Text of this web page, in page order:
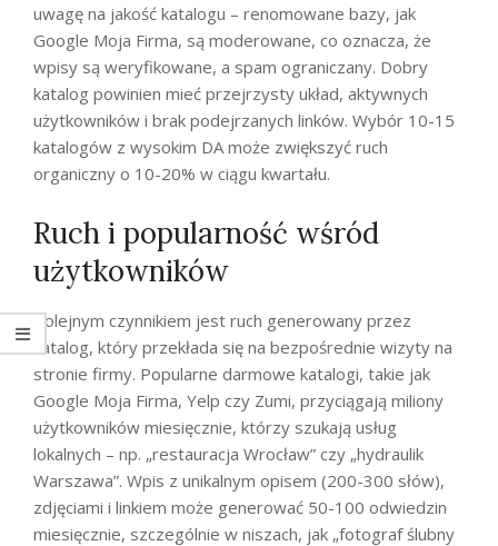
uwagę na jakość katalogu – renomowane bazy, jak
Google Moja Firma, są moderowane, co oznacza, że
wpisy są weryfikowane, a spam ograniczany. Dobry
katalog powinien mieć przejrzysty układ, aktywnych
użytkowników i brak podejrzanych linków. Wybór 10-15
katalogów z wysokim DA może zwiększyć ruch
organiczny o 10-20% w ciągu kwartału.
Ruch i popularność wśród
użytkowników
Kolejnym czynnikiem jest ruch generowany przez
katalog, który przekłada się na bezpośrednie wizyty na
stronie firmy. Popularne darmowe katalogi, takie jak
Google Moja Firma, Yelp czy Zumi, przyciągają miliony
użytkowników miesięcznie, którzy szukają usług
lokalnych – np. „restauracja Wrocław” czy „hydraulik
Warszawa”. Wpis z unikalnym opisem (200-300 słów),
zdjęciami i linkiem może generować 50-100 odwiedzin
miesięcznie, szczególnie w niszach, jak „fotograf ślubny